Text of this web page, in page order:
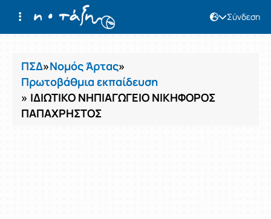
Σύνδεση
Μαθήματα
ΠΣΔ»Νομός Άρτας»
Πρωτοβάθμια εκπαίδευση
» ΙΔΙΩΤΙΚΟ ΝΗΠΙΑΓΩΓΕΙΟ ΝΙΚΗΦΟΡΟΣ
ΠΑΠΑΧΡΗΣΤΟΣ